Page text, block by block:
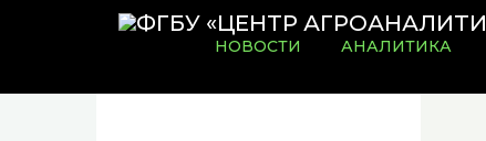
НОВОСТИ АНАЛИТИКА